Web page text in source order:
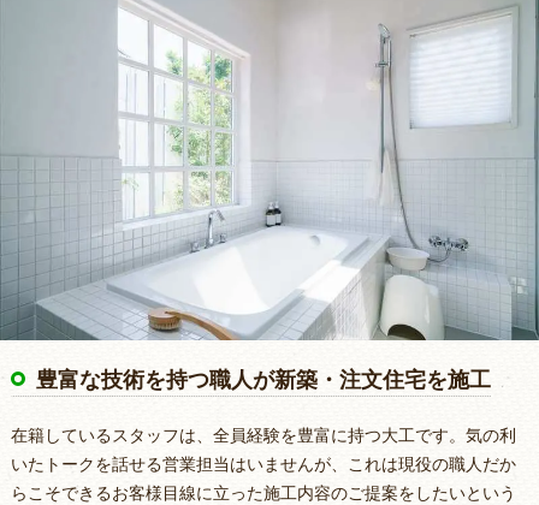
豊富な技術を持つ職人が新築・注文住宅を施工
在籍しているスタッフは、全員経験を豊富に持つ大工です。気の利
いたトークを話せる営業担当はいませんが、これは現役の職人だか
らこそできるお客様目線に立った施工内容のご提案をしたいという